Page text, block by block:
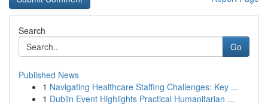
Search
Go
Published News
1 Navigating Healthcare Staffing Challenges: Key ...
1 Dublin Event Highlights Practical Humanitarian ...